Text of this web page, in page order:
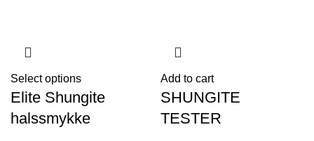
Select options
Elite Shungite
halssmykke
Add to cart
SHUNGITE
TESTER